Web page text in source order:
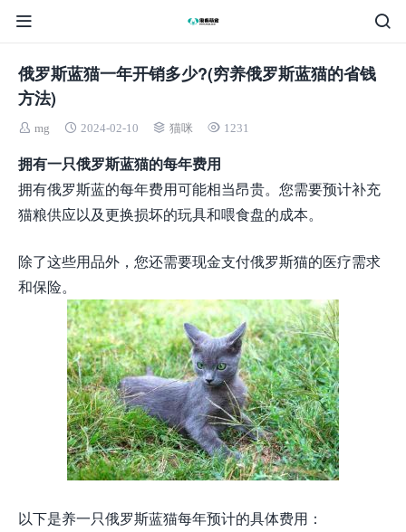
俄罗斯蓝猫一年开销多少?(穷养俄罗斯蓝猫的省钱
方法)
mg 2024-02-10 猫咪 1231
拥有一只俄罗斯蓝猫的每年费用
拥有俄罗斯蓝的每年费用可能相当昂贵。您需要预计补充
猫粮供应以及更换损坏的玩具和喂食盘的成本。
除了这些用品外，您还需要现金支付俄罗斯猫的医疗需求
和保险。
以下是养一只俄罗斯蓝猫每年预计的具体费用：